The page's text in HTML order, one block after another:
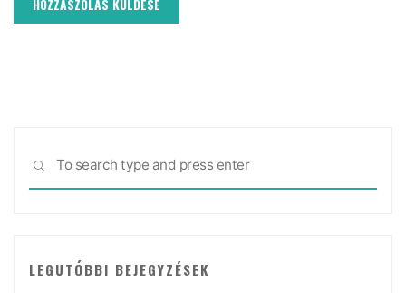
SEARCH
LEGUTÓBBI BEJEGYZÉSEK